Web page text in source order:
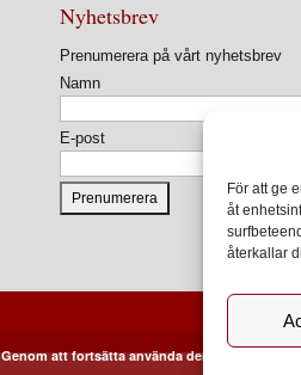
För att ge
åt
återkallar
Nyhetsbrev
Prenumerera på vårt nyhetsbrev
Namn
E-post
Genom att fortsätta använda denna webbplats